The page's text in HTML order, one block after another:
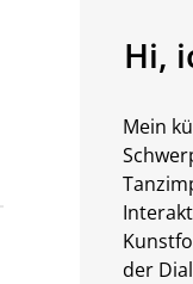
Hi,
Mein
der